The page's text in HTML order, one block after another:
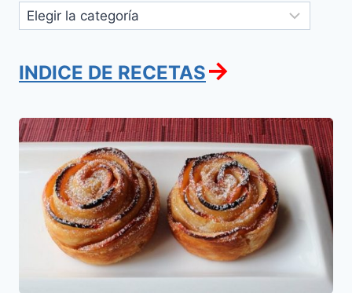
Categorías
INDICE DE RECETAS→
Rosas
de
Challah